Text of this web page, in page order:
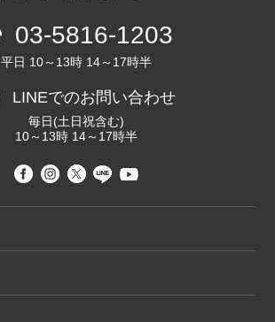
03-5816-1203
平日 10～13時 14～17時半
LINEでのお問い合わせ
毎日(土日祝含む)
10～13時 14～17時半